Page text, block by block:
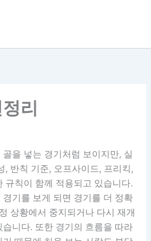
리
을 넣는 경기처럼 보이지만, 실
, 반칙 기준, 오프사이드, 프리킥,
규칙이 함께 적용되고 있습니다.
기를 보게 되면 경기를 더 정확
상황에서 중지되거나 다시 재개
니다. 또한 경기의 흐름을 따라